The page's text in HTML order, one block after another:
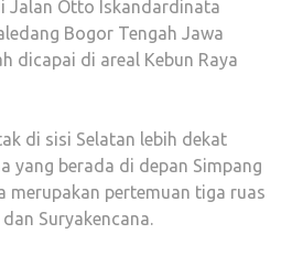
Jalan Otto Iskandardinata
Bogor Tengah Jawa
dicapai di areal Kebun Raya
di sisi Selatan lebih dekat
yang berada di depan Simpang
merupakan pertemuan tiga ruas
Suryakencana.